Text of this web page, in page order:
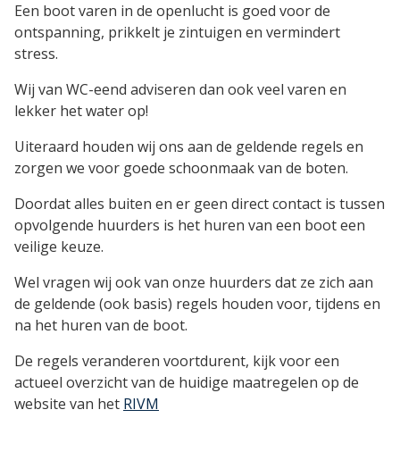
Een boot varen in de openlucht is goed voor de
ontspanning, prikkelt je zintuigen en vermindert
stress.
Wij van WC-eend adviseren dan ook veel varen en
lekker het water op!
Uiteraard houden wij ons aan de geldende regels en
zorgen we voor goede schoonmaak van de boten.
Doordat alles buiten en er geen direct contact is tussen
opvolgende huurders is het huren van een boot een
veilige keuze.
Wel vragen wij ook van onze huurders dat ze zich aan
de geldende (ook basis) regels houden voor, tijdens en
na het huren van de boot.
De regels veranderen voortdurent, kijk voor een
actueel overzicht van de huidige maatregelen op de
website van het RIVM